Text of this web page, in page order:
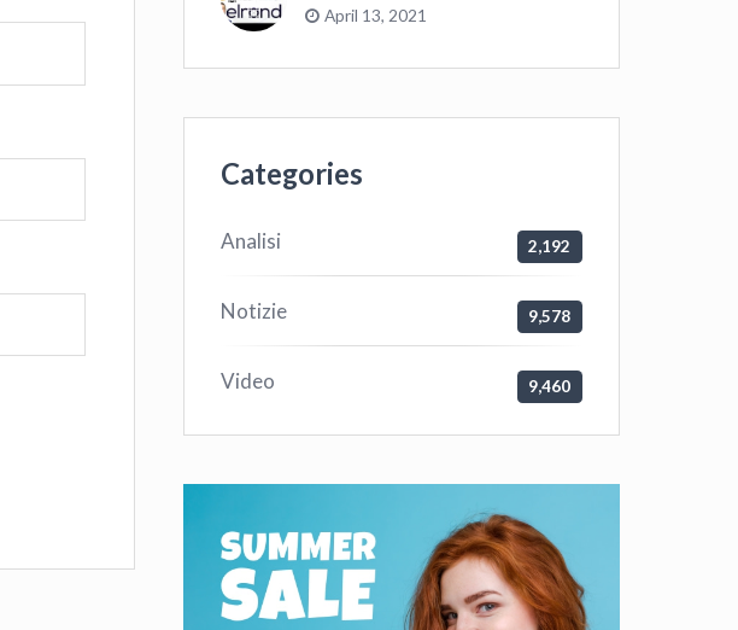
April 13, 2021
Categories
Analisi 2,192
Notizie 9,578
Video 9,460